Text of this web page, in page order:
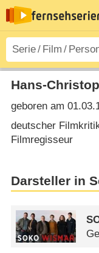
Hans-
geboren am
deutscher
Filmregisseur
Darsteller in